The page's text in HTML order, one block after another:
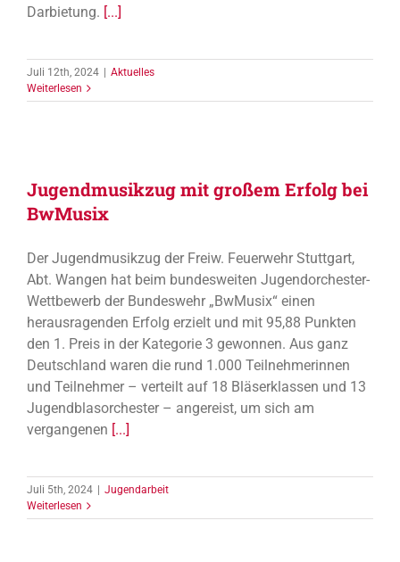
Darbietung. [...]
Juli 12th, 2024 | Aktuelles
Weiterlesen
Jugendmusikzug mit großem Erfolg bei
BwMusix
Der Jugendmusikzug der Freiw. Feuerwehr Stuttgart,
Abt. Wangen hat beim bundesweiten Jugendorchester-
Wettbewerb der Bundeswehr „BwMusix“ einen
herausragenden Erfolg erzielt und mit 95,88 Punkten
den 1. Preis in der Kategorie 3 gewonnen. Aus ganz
Deutschland waren die rund 1.000 Teilnehmerinnen
und Teilnehmer – verteilt auf 18 Bläserklassen und 13
Jugendblasorchester – angereist, um sich am
vergangenen [...]
Juli 5th, 2024 | Jugendarbeit
Weiterlesen